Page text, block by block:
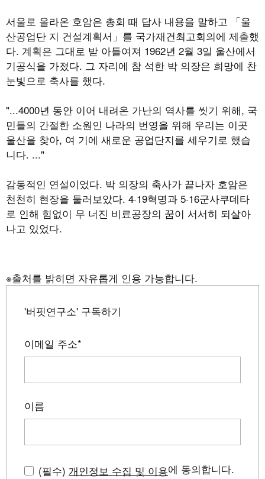
서울로 올라온 호암은 총회 때 답사 내용을 말하고 「울
산공업단 지 건설계획서」를 국가재건최고회의에 제출했
다. 계획은 그대로 받 아들여져 1962년 2월 3일 울산에서
기공식을 가졌다. 그 자리에 참 석한 박 의장은 희망에 찬
눈빛으로 축사를 했다.
"...4000년 동안 이어 내려온 가난의 역사를 씻기 위해, 국
민들의 간절한 소원인 나라의 번영을 위해 우리는 이곳
울산을 찾아, 여 기에 새로운 공업단지를 세우기로 했습
니다. ..."
감동적인 연설이었다. 박 의장의 축사가 끝나자 호암은
천천히 현장을 둘러보았다. 4·19혁명과 5·16군사쿠데타
로 인해 힘없이 무 너진 비료공장의 꿈이 서서히 되살아
나고 있었다.
※출처를 밝히면 자유롭게 인용 가능합니다.
'버핏연구소' 구독하기
이메일 주소*
이름
(필수) 개인정보 수집 및 이용에 동의합니다.